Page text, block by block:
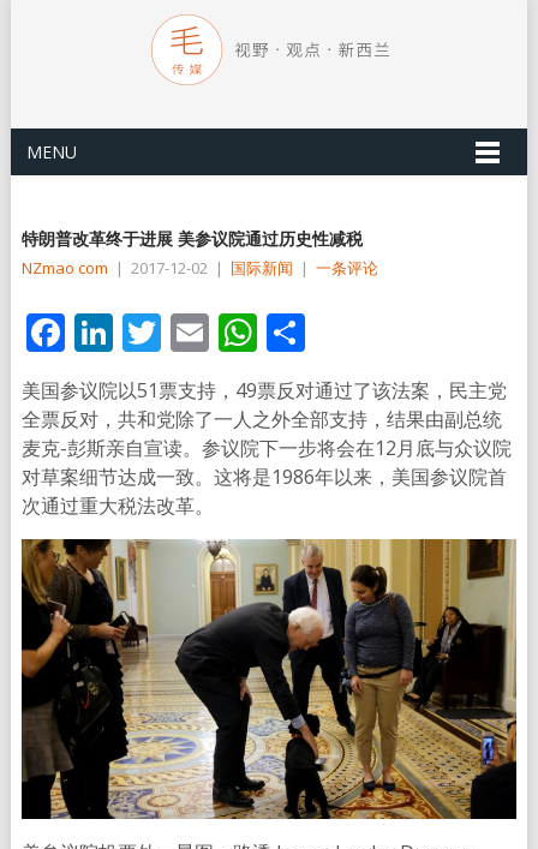
MENU
特朗普改革终于进展 美参议院通过历史性减税
NZmao com | 2017-12-02 | 国际新闻 | 一条评论
Facebook
LinkedIn
Twitter
EmailWhatsApp
分
享
美国参议院以51票支持，49票反对通过了该法案，民主党
全票反对，共和党除了一人之外全部支持，结果由副总统
麦克-彭斯亲自宣读。参议院下一步将会在12月底与众议院
对草案细节达成一致。这将是1986年以来，美国参议院首
次通过重大税法改革。